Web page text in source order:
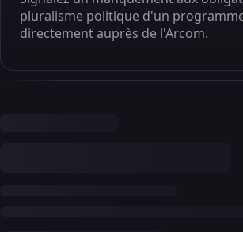
pluralisme politique d'un
directement auprès de l'Arcom.